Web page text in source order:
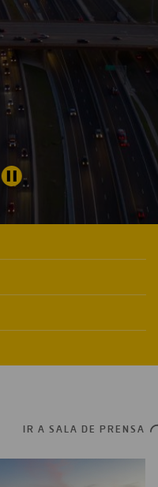
IR A SALA DE PRENSA